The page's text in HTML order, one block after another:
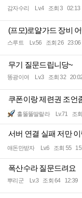
감자수리 Lv.4 조회 3 02:13
(프모)로얄가드 장비
스루트 Lv.56 조회 26 23:06
무기 질문드립니당~
똥광이여 Lv.3 조회 32
쿠폰이랑 제련권 조언
훌뚤뚤딸랄라 Lv.71 조
서버 연결 실패 저만
애돈만받자 Lv.6 조회 55
폭산수라 질문드려요
뿌리군 Lv.3 조회 64 12:39